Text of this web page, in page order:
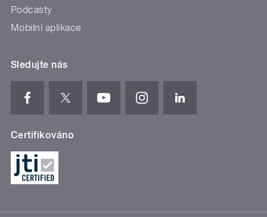
Podcasty
Mobilní aplikace
Sledujte nás
Certifikováno